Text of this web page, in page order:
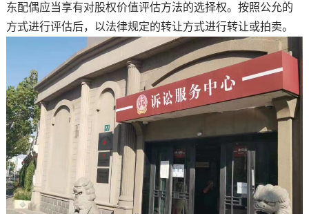
东配偶应当享有对股权价值评估方法的选择权。按照公允的
方式进行评估后，以法律规定的转让方式进行转让或拍卖。